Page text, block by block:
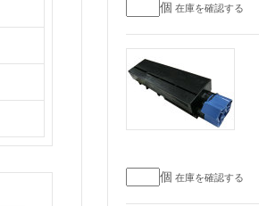
個 在庫を確認する
個 在庫を確認する